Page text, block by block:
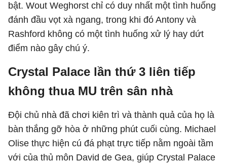
bật. Wout Weghorst chỉ có duy nhất một tình huống
đánh đầu vọt xà ngang, trong khi đó Antony và
Rashford không có một tình huống xử lý hay dứt
điểm nào gây chú ý.
Crystal Palace lần thứ 3 liên tiếp
không thua MU trên sân nhà
Đội chủ nhà đã chơi kiên trì và thành quả của họ là
bàn thắng gỡ hòa ở những phút cuối cùng. Michael
Olise thực hiện cú đá phạt trực tiếp nằm ngoài tầm
với của thủ môn David de Gea, giúp Crystal Palace